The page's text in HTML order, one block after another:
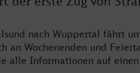
nach Wuppertal fährt
an Wochenenden und
alle Informationen auf